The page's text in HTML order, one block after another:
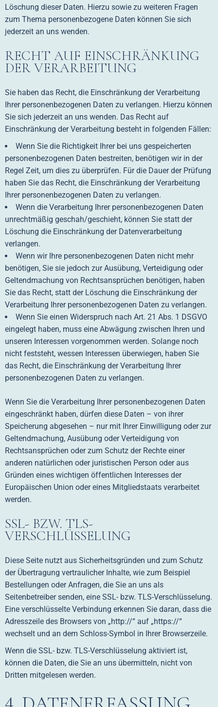
Löschung dieser Daten. Hierzu sowie zu weiteren Fragen
zum Thema personenbezogene Daten können Sie sich
jederzeit an uns wenden.
RECHT AUF EINSCHRÄNKUNG
DER VERARBEITUNG
Sie haben das Recht, die Einschränkung der Verarbeitung
Ihrer personenbezogenen Daten zu verlangen. Hierzu können
Sie sich jederzeit an uns wenden. Das Recht auf
Einschränkung der Verarbeitung besteht in folgenden Fällen:
Wenn Sie die Richtigkeit Ihrer bei uns gespeicherten
personenbezogenen Daten bestreiten, benötigen wir in der
Regel Zeit, um dies zu überprüfen. Für die Dauer der Prüfung
haben Sie das Recht, die Einschränkung der Verarbeitung
Ihrer personenbezogenen Daten zu verlangen.
Wenn die Verarbeitung Ihrer personenbezogenen Daten
unrechtmäßig geschah/geschieht, können Sie statt der
Löschung die Einschränkung der Datenverarbeitung
verlangen.
Wenn wir Ihre personenbezogenen Daten nicht mehr
benötigen, Sie sie jedoch zur Ausübung, Verteidigung oder
Geltendmachung von Rechtsansprüchen benötigen, haben
Sie das Recht, statt der Löschung die Einschränkung der
Verarbeitung Ihrer personenbezogenen Daten zu verlangen.
Wenn Sie einen Widerspruch nach Art. 21 Abs. 1 DSGVO
eingelegt haben, muss eine Abwägung zwischen Ihren und
unseren Interessen vorgenommen werden. Solange noch
nicht feststeht, wessen Interessen überwiegen, haben Sie
das Recht, die Einschränkung der Verarbeitung Ihrer
personenbezogenen Daten zu verlangen.
Wenn Sie die Verarbeitung Ihrer personenbezogenen Daten
eingeschränkt haben, dürfen diese Daten – von ihrer
Speicherung abgesehen – nur mit Ihrer Einwilligung oder zur
Geltendmachung, Ausübung oder Verteidigung von
Rechtsansprüchen oder zum Schutz der Rechte einer
anderen natürlichen oder juristischen Person oder aus
Gründen eines wichtigen öffentlichen Interesses der
Europäischen Union oder eines Mitgliedstaats verarbeitet
werden.
SSL- BZW. TLS-
VERSCHLÜSSELUNG
Diese Seite nutzt aus Sicherheitsgründen und zum Schutz
der Übertragung vertraulicher Inhalte, wie zum Beispiel
Bestellungen oder Anfragen, die Sie an uns als
Seitenbetreiber senden, eine SSL- bzw. TLS-Verschlüsselung.
Eine verschlüsselte Verbindung erkennen Sie daran, dass die
Adresszeile des Browsers von „http://“ auf „https://“
wechselt und an dem Schloss-Symbol in Ihrer Browserzeile.
Wenn die SSL- bzw. TLS-Verschlüsselung aktiviert ist,
können die Daten, die Sie an uns übermitteln, nicht von
Dritten mitgelesen werden.